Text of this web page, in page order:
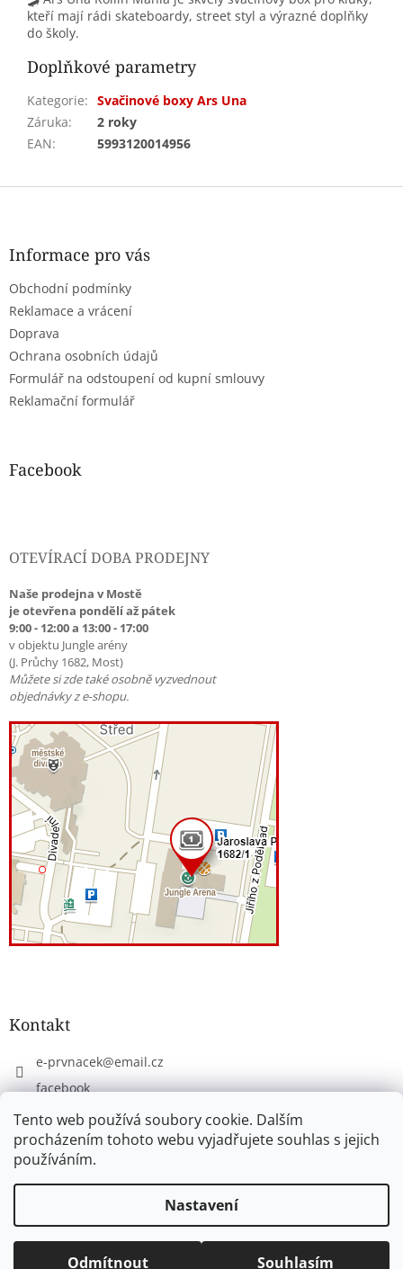
Tento web používá soubory cookie. Dalším
procházením tohoto webu vyjadřujete souhlas s jejich
používáním.
Nastavení
Odmítnout Souhlasím
kteří mají rádi skateboardy, street styl a výrazné doplňky
do školy.
Doplňkové parametry
Kategorie: Svačinové boxy Ars Una
Záruka:
2 roky
EAN: 5993120014956
Z
Informace pro vás
Obchodní podmínky
Reklamace a vrácení
Doprava
Ochrana osobních údajů
Formulář na odstoupení od kupní smlouvy
Reklamační formulář
Facebook
OTEVÍRACÍ DOBA PRODEJNY
Naše prodejna v Mostě
je otevřena pondělí až pátek
9:00 - 12:00 a 13:00 - 17:00
v objektu Jungle arény
(J. Průchy 1682, Most)
Můžete si zde také osobně vyzvednout
objednávky z e-shopu.
Kontakt
e-prvnacek@email.cz
facebook
eprvnacek
Copyright 2026www.e-prvnacek.cz. Všechna práva